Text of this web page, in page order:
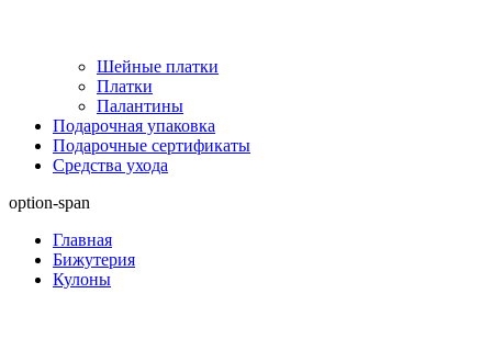
Шейные платки
Платки
Палантины
Подарочная упаковка
Подарочные сертификаты
Средства ухода
option-span
Главная
Бижутерия
Кулоны